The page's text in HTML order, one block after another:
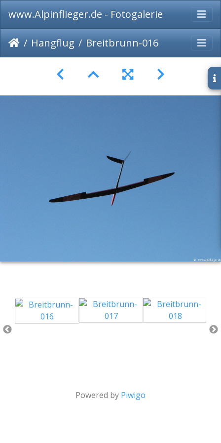
www.Alpinflieger.de - Fotogalerie
Hangflug Breitbrunn-016
Powered by Piwigo